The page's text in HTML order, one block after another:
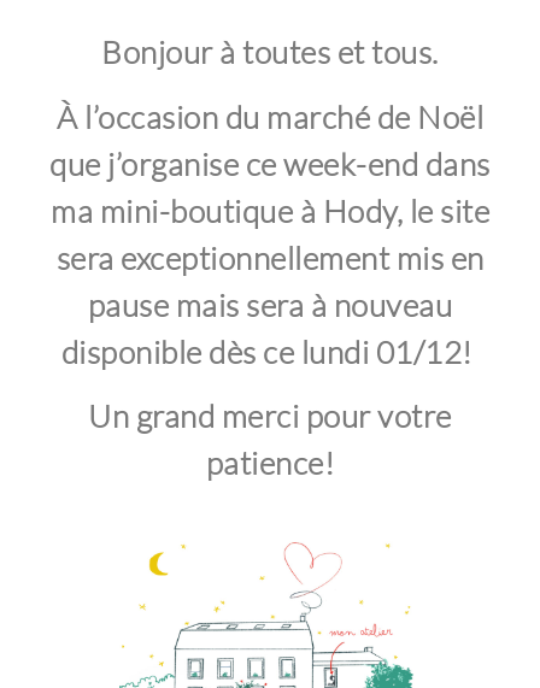
Bonjour à toutes et tous.
Àl’occasion du marché de Noël
que j’organise ce week-end dans
ma mini-boutique à Hody, le site
sera exceptionnellement mis en
pause mais sera à nouveau
disponible dès ce lundi 01/12!
Un grand merci pour votre
patience!